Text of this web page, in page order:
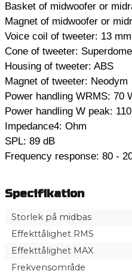
Basket of midwoofer or
Magnet of midwoofer or
Voice coil of tweeter: 13
Cone of tweeter: Superdome
Housing of tweeter: ABS
Magnet of tweeter: Neodym
Power handling WRMS: 70
Power handling W peak:
Impedance4: Ohm
SPL: 89 dB
Frequency response: 80 -
Specifikation
Storlek på midbas
Effekttålighet RMS
Effekttålighet MAX
Frekvensområde